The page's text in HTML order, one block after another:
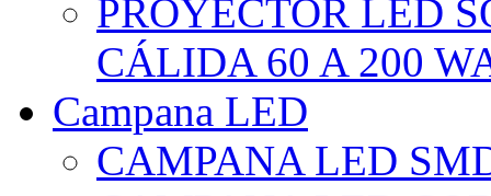
PROYECTOR LED
CÁLIDA 60 A 200
Campana LED
CAMPANA LED